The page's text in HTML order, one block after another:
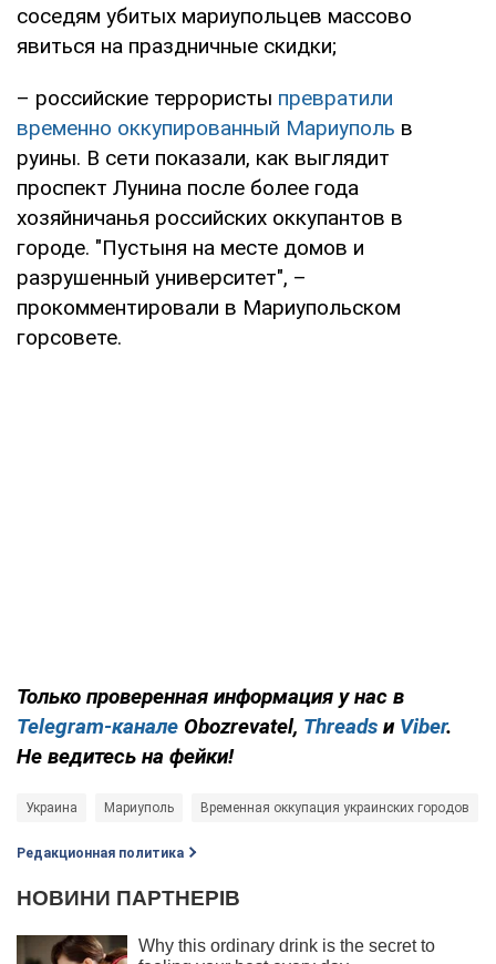
соседям убитых мариупольцев массово
явиться на праздничные скидки;
– российские террористы превратили
временно оккупированный Мариуполь в
руины. В сети показали, как выглядит
проспект Лунина после более года
хозяйничанья российских оккупантов в
городе. "Пустыня на месте домов и
разрушенный университет", –
прокомментировали в Мариупольском
горсовете.
Только проверенная информация у нас в
Telegram-канале Obozrevatel, Threads и Viber.
Не ведитесь на фейки!
Украина Мариуполь Временная оккупация украинских городов
Редакционная политика